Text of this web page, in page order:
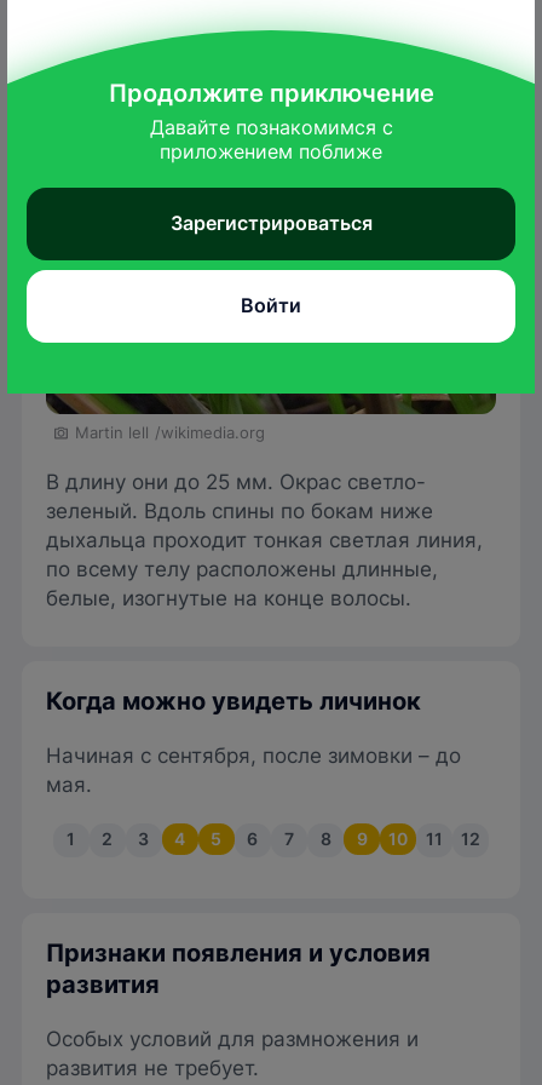
Гусеница
Martin lell /wikimedia.org
В длину они до 25 мм. Окрас светло-
зеленый. Вдоль спины по бокам ниже
дыхальца проходит тонкая светлая линия,
по всему телу расположены длинные,
белые, изогнутые на конце волосы.
Когда можно увидеть личинок
Начиная с сентября, после зимовки – до
мая.
1 2 3 4 5 6 7 8 9 10 11 12
Признаки появления и условия
развития
Особых условий для размножения и
развития не требует.
Продолжите приключение
Давайте познакомимся с
приложением поближе
Зарегистрироваться
Войти